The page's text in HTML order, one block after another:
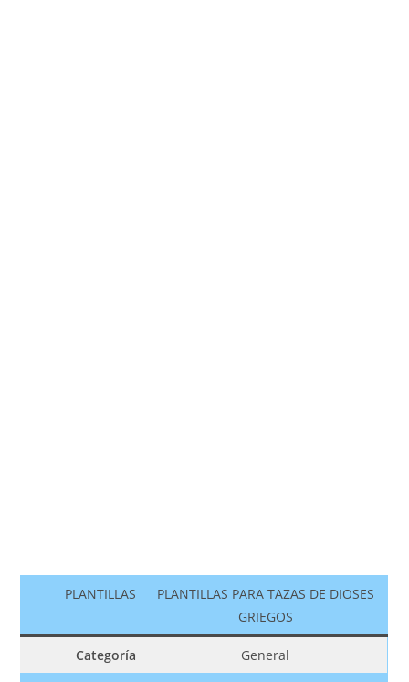
PLANTILLAS
PLANTILLAS PARA TAZAS DE DIOSES
GRIEGOS
Categoría General